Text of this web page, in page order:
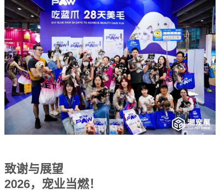
致谢与展望
2026，宠业当燃！